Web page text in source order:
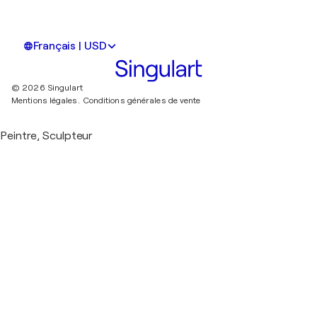
Français | USD
© 2026 Singulart
Mentions légales.
Conditions générales de vente
Peintre, Sculpteur